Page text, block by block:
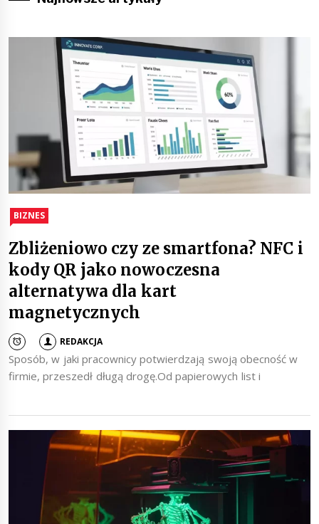
BIZNES
Zbliżeniowo czy ze smartfona? NFC i
kody QR jako nowoczesna
alternatywa dla kart
magnetycznych
REDAKCJA
Sposób, w jaki pracownicy potwierdzają swoją obecność w
firmie, przeszedł długą drogę.Od papierowych list i